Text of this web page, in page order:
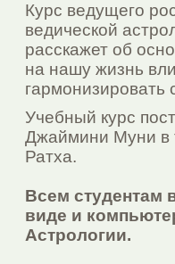
Курс ведущего
ведической
расскажет об
на нашу жизнь
Учебный курс
Джаймини Муни в
Ратха.
Всем студентам
виде и
Астрологии.